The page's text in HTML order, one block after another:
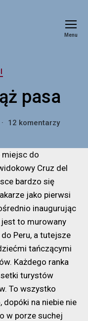
Menu
pasa
12 komentarzydo
pasa
miejsc do
Cruz del
bardzo się
jako pierwsi
inaugurując
jest to murowany
Peru, a tutejsze
tańczącymi
Każdego ranka
turystów
To wszystko
na niebie nie
w porze suchej